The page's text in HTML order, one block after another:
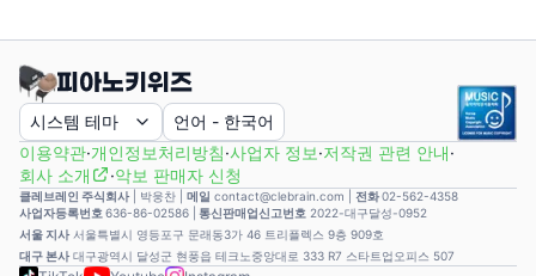
시스템 테마 언어 - 한국어
이용약관·개인정보처리방침·사업자 정보·저작권 관련 안내·
회사 소개
·악보 판매자 신청
클레브레인 주식회사| 박웅찬 메일 contact@clebrain.com | 전화02-562-4358
사업자등록번호 636-86-02586 | 통신판매업신고번호 2022-대구달성-0952
서울 지사 서울특별시 영등포구 문래동3가 46 트리플렉스 9층 909호
대구 본사 대구광역시 달성군 현풍읍 테크노중앙대로 333 R7 스타트업오피스 507